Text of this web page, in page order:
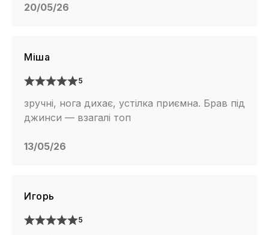
20/05/26
Міша
5
зручні, нога дихає, устілка приємна. Брав під
джинси — взагалі топ
13/05/26
Игорь
5